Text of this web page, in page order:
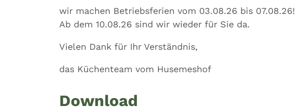
wir machen Betriebsferien vom 03.08.26 bis 07.08.26!
Ab dem 10.08.26 sind wir wieder für Sie da.
Vielen Dank für Ihr Verständnis,
das Küchenteam vom Husemeshof
Download